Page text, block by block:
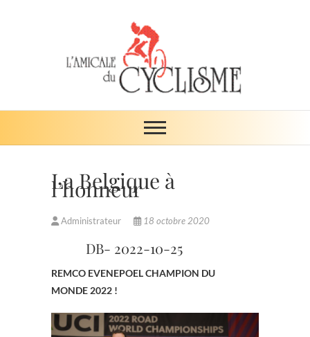
Amicale du
cyclisme
La Belgique à
l’honneur
Administrateur 18 octobre 2020
DB- 2022-10-25
REMCO EVENEPOEL CHAMPION DU
MONDE 2022 !